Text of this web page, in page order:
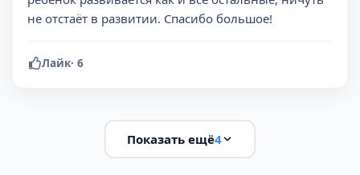
не отстаёт в развитии. Спасибо большое!
Лайк· 6
Показать ещё4